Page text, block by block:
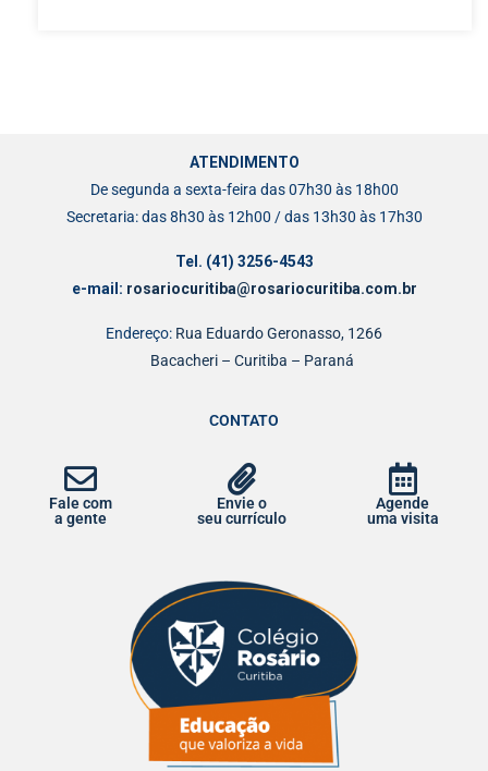
ATENDIMENTO
De segunda a sexta-feira das 07h30 às 18h00
Secretaria: das 8h30 às 12h00 / das 13h30 às 17h30
Tel. (41) 3256-4543
e-mail: rosariocuritiba@rosariocuritiba.com.br
Endereço: Rua Eduardo Geronasso, 1266
Bacacheri – Curitiba – Paraná
CONTATO
Fale com
a gente
Envie o
seu currículo
Agende
uma visita